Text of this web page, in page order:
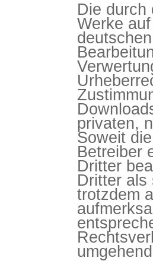
Die durch
Werke
privaten,
Soweit
Betreiber
Dritter
Dritter als
trotzdem